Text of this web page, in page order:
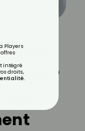
frigo ?
Players
intégré
droits,
.